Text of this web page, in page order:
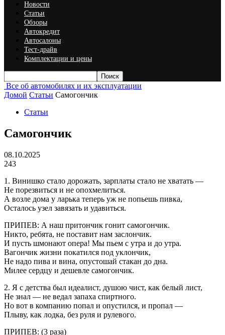
Новости
Статьи
Обзоры
Автокредит
Автосалоны
Тест-драйв
Комплектации и цены
Все об автомобилях и их эксплуатации
Домой Статьи Самогончик
Статьи
Самогончик
08.10.2025
243
1. Винишко стало дорожать, зарплаты стало не хватать —
Не порезвиться и не опохмелиться.
А возле дома у ларька теперь уж не попьешь пивка,
Осталось узел завязать и удавиться.
ПРИПЕВ: А наш притончик гонит самогончик.
Никто, ребята, не поставит нам заслончик.
И пусть шмонают опера! Мы пьем с утра и до утра.
Вагончик жизни покатился под уклончик,
Не надо пива и вина, опустошай стакан до дна.
Милее сердцу и дешевле самогончик.
2. Я с детства был идеалист, душою чист, как белый лист,
Не знал — не ведал запаха спиртного.
Но вот в компанию попал и опустился, и пропал —
Плыву, как лодка, без руля и рулевого.
ПРИПЕВ: (3 раза)